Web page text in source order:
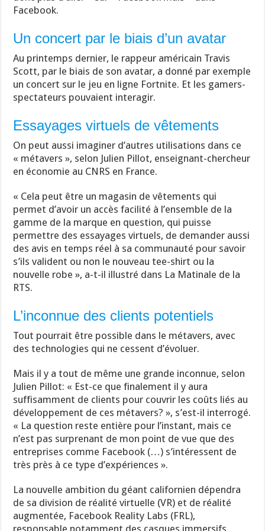
Facebook.
Un concert par le biais d’un avatar
Au printemps dernier, le rappeur américain Travis
Scott, par le biais de son avatar, a donné par exemple
un concert sur le jeu en ligne Fortnite. Et les gamers-
spectateurs pouvaient interagir.
Essayages virtuels de vêtements
On peut aussi imaginer d’autres utilisations dans ce
« métavers », selon Julien Pillot, enseignant-chercheur
en économie au CNRS en France.
« Cela peut être un magasin de vêtements qui
permet d’avoir un accès facilité à l’ensemble de la
gamme de la marque en question, qui puisse
permettre des essayages virtuels, de demander aussi
des avis en temps réel à sa communauté pour savoir
s’ils valident ou non le nouveau tee-shirt ou la
nouvelle robe », a-t-il illustré dans La Matinale de la
RTS.
L’inconnue des clients potentiels
Tout pourrait être possible dans le métavers, avec
des technologies qui ne cessent d’évoluer.
Mais il y a tout de même une grande inconnue, selon
Julien Pillot: « Est-ce que finalement il y aura
suffisamment de clients pour couvrir les coûts liés au
développement de ces métavers? », s’est-il interrogé.
« La question reste entière pour l’instant, mais ce
n’est pas surprenant de mon point de vue que des
entreprises comme Facebook (…) s’intéressent de
très près à ce type d’expériences ».
La nouvelle ambition du géant californien dépendra
de sa division de réalité virtuelle (VR) et de réalité
augmentée, Facebook Reality Labs (FRL),